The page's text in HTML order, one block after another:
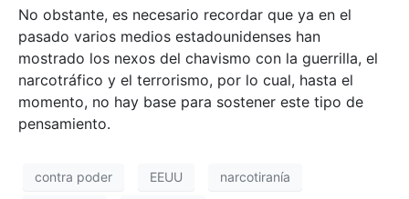
No obstante, es necesario recordar que ya en el
pasado varios medios estadounidenses han
mostrado los nexos del chavismo con la guerrilla, el
narcotráfico y el terrorismo, por lo cual, hasta el
momento, no hay base para sostener este tipo de
pensamiento.
contra poder EEUU narcotiranía